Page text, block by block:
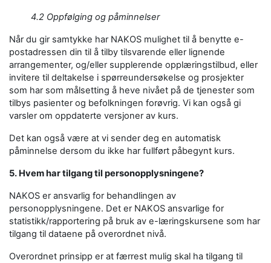
4.2 Oppfølging og påminnelser
Når du gir samtykke har NAKOS mulighet til å benytte e-
postadressen din til å tilby tilsvarende eller lignende
arrangementer, og/eller supplerende opplæringstilbud, eller
invitere til deltakelse i spørreundersøkelse og prosjekter
som har som målsetting å heve nivået på de tjenester som
tilbys pasienter og befolkningen forøvrig. Vi kan også gi
varsler om oppdaterte versjoner av kurs.
Det kan også være at vi sender deg en automatisk
påminnelse dersom du ikke har fullført påbegynt kurs.
5. Hvem har tilgang til personopplysningene?
NAKOS er ansvarlig for behandlingen av
personopplysningene. Det er NAKOS ansvarlige for
statistikk/rapportering på bruk av e-læringskursene som har
tilgang til dataene på overordnet nivå.
Overordnet prinsipp er at færrest mulig skal ha tilgang til